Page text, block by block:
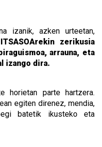
izanik, azken urteetan,
ITSASOArekin zerikusia
arrauna, eta
izango dira.
horietan parte hartzera.
egiten direnez, mendia,
batetik ikusteko eta